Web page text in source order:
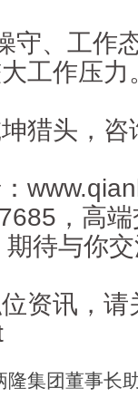
、工作
工作压力
猎头，咨
，高
待与你
资讯，请
隆集团董事长